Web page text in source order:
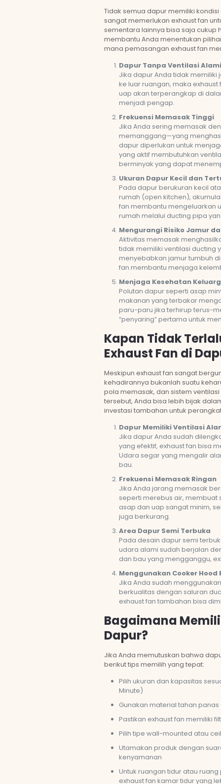
Tidak semua dapur memiliki
sangat memerlukan exhaust fan
sementara lainnya bisa saja cukup
membantu Anda menentukan
mana pemasangan exhaust fan
Dapur Tanpa Ventilasi Alami
Jika dapur Anda tidak memiliki
ke luar ruangan, maka
uap akan terperangkap di
menjadi pengap.
Frekuensi Memasak Tinggi
Jika Anda sering memasak
memanggang—yang
dapur diperlukan untuk
yang aktif membutuhkan
berminyak yang dapat
Ukuran Dapur Kecil dan
Pada dapur berukuran kecil
rumah (open kitchen),
fan membantu mengeluarkan
rumah melalui ducting pipa
Mengurangi Risiko Jamur
Aktivitas memasak
tidak memiliki ventilasi ducting
menyebabkan jamur tumbuh
fan membantu menjaga
Menjaga Kesehatan
Polutan dapur seperti asap
makanan yang terbakar
paru-paru jika terhirup terus-
“penyaring” pertama untuk
Kapan Tidak
Exhaust Fan di
Meskipun exhaust fan sangat
kehadirannya bukanlah suatu
pola memasak, dan sistem
tersebut, Anda bisa lebih bijak
investasi tambahan untuk
Dapur Memiliki Ventilasi
Jika dapur Anda sudah
yang efektif, exhaust fan bisa
Udara segar yang mengalir
bau.
Frekuensi Memasak Ringan
Jika Anda jarang memasak
seperti merebus air,
asap dan uap sangat minim,
juga berkurang.
Area Dapur Semi Terbuka
Pada desain dapur semi
udara alami sudah berjalan
dan bau yang mengganggu,
Menggunakan Cooker
Jika Anda sudah
berkualitas dengan saluran
exhaust fan tambahan bisa
Bagaimana
Dapur?
Jika Anda memutuskan bahwa
berikut tips memilih yang tepat:
Pilih ukuran dan kapasitas
Minute)
Gunakan material tahan
Pastikan exhaust fan memiliki
Pilih tipe wall-mounted atau
Utamakan produk dengan
kenyamanan
Untuk ruangan tidur atau
exhaust fan kamar tidur yang